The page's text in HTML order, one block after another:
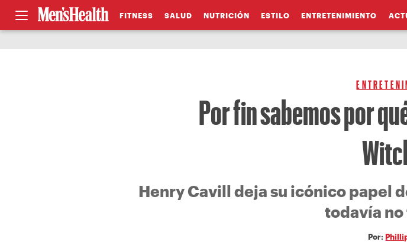
FITNESS SALUD NUTRICIÓN ESTILO ENTRETENIMIENTO
Por fin sabemos por
Henry Cavill deja su icónico papel
todavía
Por: